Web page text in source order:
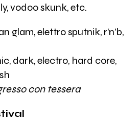
vodoo skunk, etc.
glam, elettro sputnik, r'n'b,
dark, electro, hard core,
con tessera